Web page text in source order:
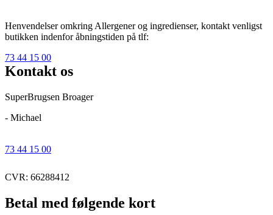
Henvendelser omkring Allergener og ingredienser, kontakt venligst
butikken indenfor åbningstiden på tlf:
73 44 15 00
Kontakt os
SuperBrugsen Broager
- Michael
73 44 15 00
CVR: 66288412
Betal med følgende kort